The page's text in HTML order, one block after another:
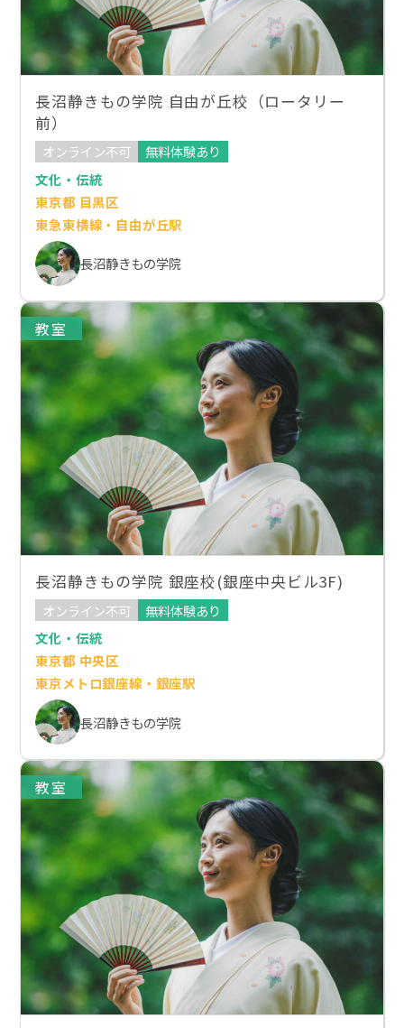
長沼静きもの学院 自由が丘校（ロータリー
前）
オンライン不可
無料体験あり
文化・伝統
東京都 目黒区
東急東横線・自由が丘駅
長沼静きもの学院
教室
長沼静きもの学院 銀座校(銀座中央ビル3F)
オンライン不可
無料体験あり
文化・伝統
東京都 中央区
東京メトロ銀座線・銀座駅
長沼静きもの学院
教室